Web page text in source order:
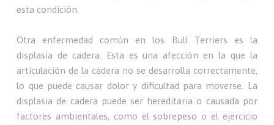
esta condición.
Otra enfermedad común en los Bull Terriers es la
displasia de cadera. Esta es una afección en la que la
articulación de la cadera no se desarrolla correctamente,
lo que puede causar dolor y dificultad para moverse. La
displasia de cadera puede ser hereditaria o causada por
factores ambientales, como el sobrepeso o el ejercicio